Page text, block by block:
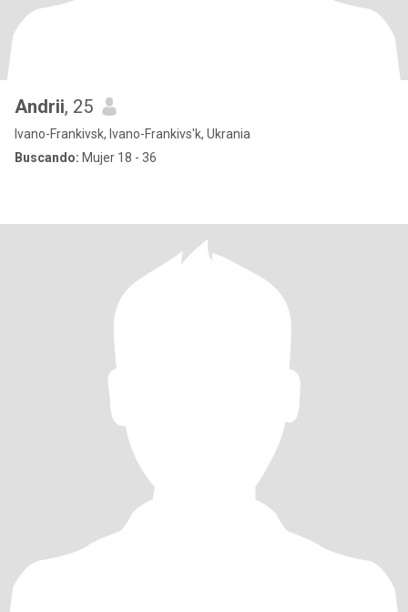
Andrii, 25
Ivano-Frankivsk, Ivano-Frankivs'k, Ukrania
Buscando: Mujer 18 - 36